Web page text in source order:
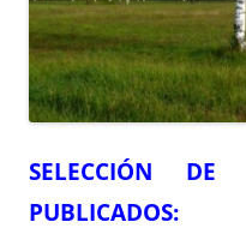
SELECCIÓN DE
PUBLICADOS: